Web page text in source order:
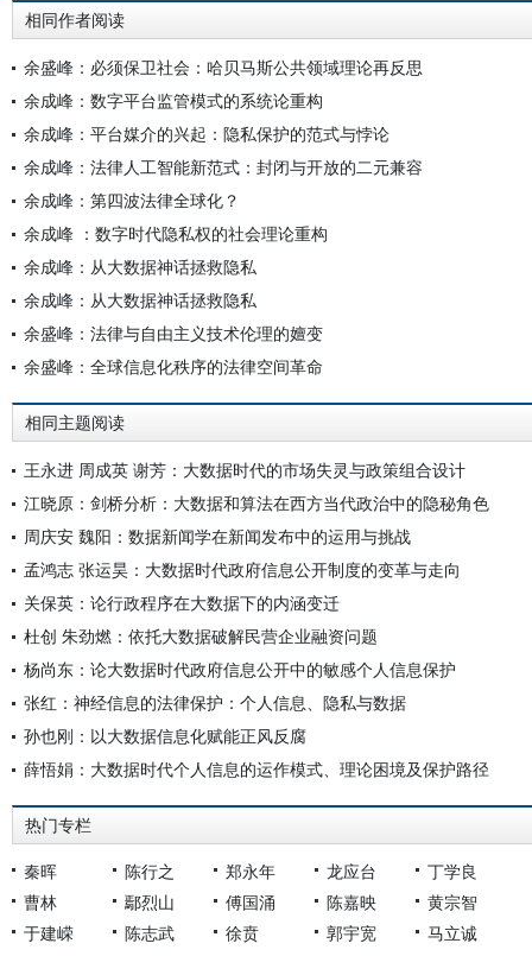
相同作者阅读
余盛峰：必须保卫社会：哈贝马斯公共领域理论再反思
余成峰：数字平台监管模式的系统论重构
余成峰：平台媒介的兴起：隐私保护的范式与悖论
余成峰：法律人工智能新范式：封闭与开放的二元兼容
余成峰：第四波法律全球化？
余成峰 ：数字时代隐私权的社会理论重构
余成峰：从大数据神话拯救隐私
余成峰：从大数据神话拯救隐私
余盛峰：法律与自由主义技术伦理的嬗变
余盛峰：全球信息化秩序的法律空间革命
相同主题阅读
王永进 周成英 谢芳：大数据时代的市场失灵与政策组合设计
江晓原：剑桥分析：大数据和算法在西方当代政治中的隐秘角色
周庆安 魏阳：数据新闻学在新闻发布中的运用与挑战
孟鸿志 张运昊：大数据时代政府信息公开制度的变革与走向
关保英：论行政程序在大数据下的内涵变迁
杜创 朱劲燃：依托大数据破解民营企业融资问题
杨尚东：论大数据时代政府信息公开中的敏感个人信息保护
张红：神经信息的法律保护：个人信息、隐私与数据
孙也刚：以大数据信息化赋能正风反腐
薛悟娟：大数据时代个人信息的运作模式、理论困境及保护路径
热门专栏
秦晖 陈行之 郑永年 龙应台
丁学良
曹林
鄢烈山 傅国涌 陈嘉映
黄宗智
于建嵘
陈志武 徐贲 郭宇宽
马立诚